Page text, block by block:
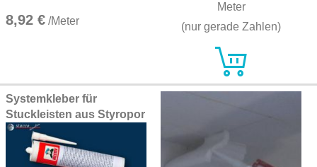
8,92 € /Meter
Meter
(nur gerade Zahlen)
Systemkleber für
Stuckleisten aus Styropor